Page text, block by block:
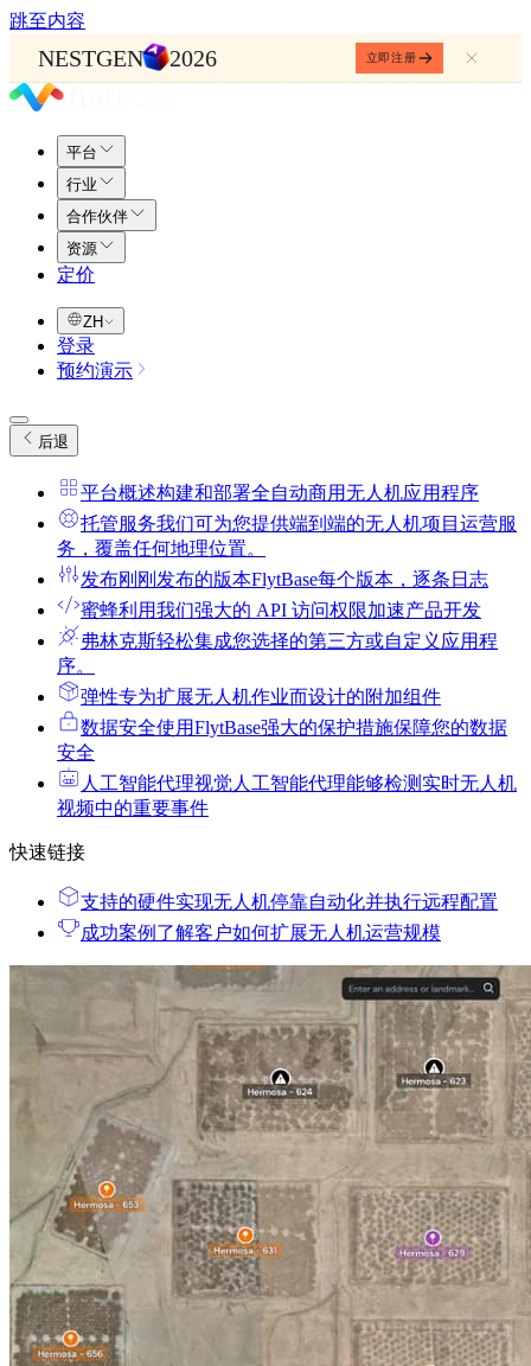
跳至内容
NESTGEN 2026 立即注册
平台
行业
合作伙伴
资源
定价
ZH
登录
预约演示
后退
平台概述构建和部署全自动商用无人机应用程序
托管服务我们可为您提供端到端的无人机项目运营服
务，覆盖任何地理位置。
发布刚刚发布的版本FlytBase每个版本，逐条日志
蜜蜂利用我们强大的 API 访问权限加速产品开发
弗林克斯轻松集成您选择的第三方或自定义应用程
序。
弹性专为扩展无人机作业而设计的附加组件
数据安全使用FlytBase强大的保护措施保障您的数据
安全
人工智能代理视觉人工智能代理能够检测实时无人机
视频中的重要事件
快速链接
支持的硬件实现无人机停靠自动化并执行远程配置
成功案例 了解客户如何扩展无人机运营规模